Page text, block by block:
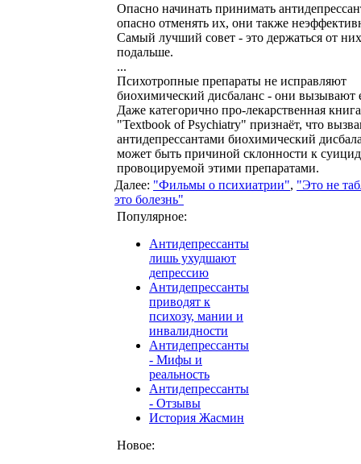
Опасно начинать принимать
опасно отменять их, они также
Самый лучший совет - это держаться от них
подальше.
...
Психотропные препараты не исправляют
биохимический дисбаланс - они вызывают
Даже категорично про-лекарственная книга
"Textbook of Psychiatry" признаёт, что
антидепрессантами биохимический
может быть причиной склонности к
провоцируемой этими препаратами.
Далее: "Фильмы о психиатрии", "Это не
это болезнь"
Популярное:
Антидепрессанты
лишь ухудшают
депрессию
Антидепрессанты
приводят к
психозу, мании и
инвалидности
Антидепрессанты
- Мифы и
реальность
Антидепрессанты
- Отзывы
История Жасмин
Новое: